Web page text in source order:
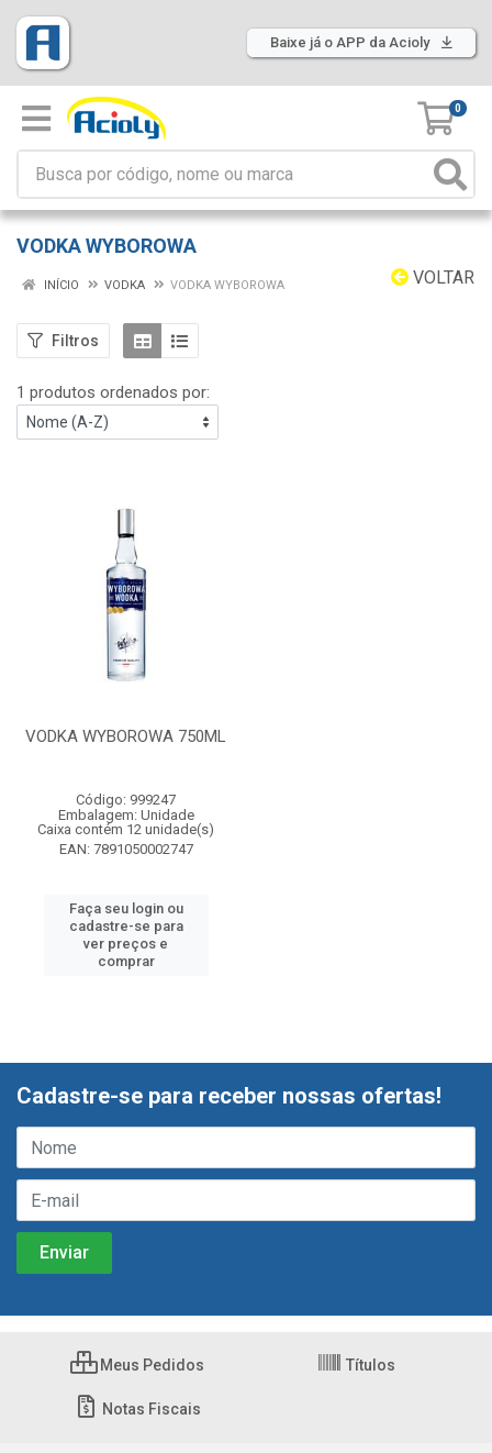
Baixe já o APP da Acioly
0
VODKA WYBOROWA
VOLTAR
INÍCIO VODKA VODKA WYBOROWA
Filtros
1 produtos ordenados por:
VODKA WYBOROWA 750ML
Código: 999247
Embalagem: Unidade
Caixa contém 12 unidade(s)
EAN: 7891050002747
Faça seu login ou
cadastre-se para
ver preços e
comprar
Cadastre-se para receber nossas ofertas!
Meus Pedidos Títulos
Notas Fiscais